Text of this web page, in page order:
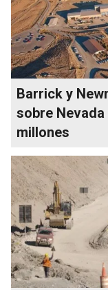
Barrick y
sobre Nevada
millones